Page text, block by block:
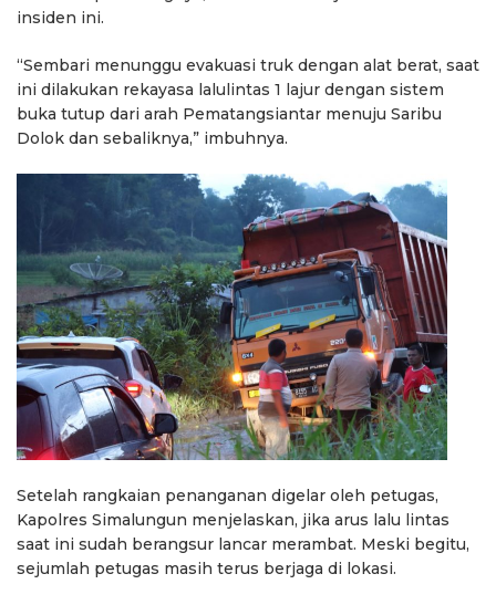
insiden ini.
“Sembari menunggu evakuasi truk dengan alat berat, saat
ini dilakukan rekayasa lalulintas 1 lajur dengan sistem
buka tutup dari arah Pematangsiantar menuju Saribu
Dolok dan sebaliknya,” imbuhnya.
Setelah rangkaian penanganan digelar oleh petugas,
Kapolres Simalungun menjelaskan, jika arus lalu lintas
saat ini sudah berangsur lancar merambat. Meski begitu,
sejumlah petugas masih terus berjaga di lokasi.